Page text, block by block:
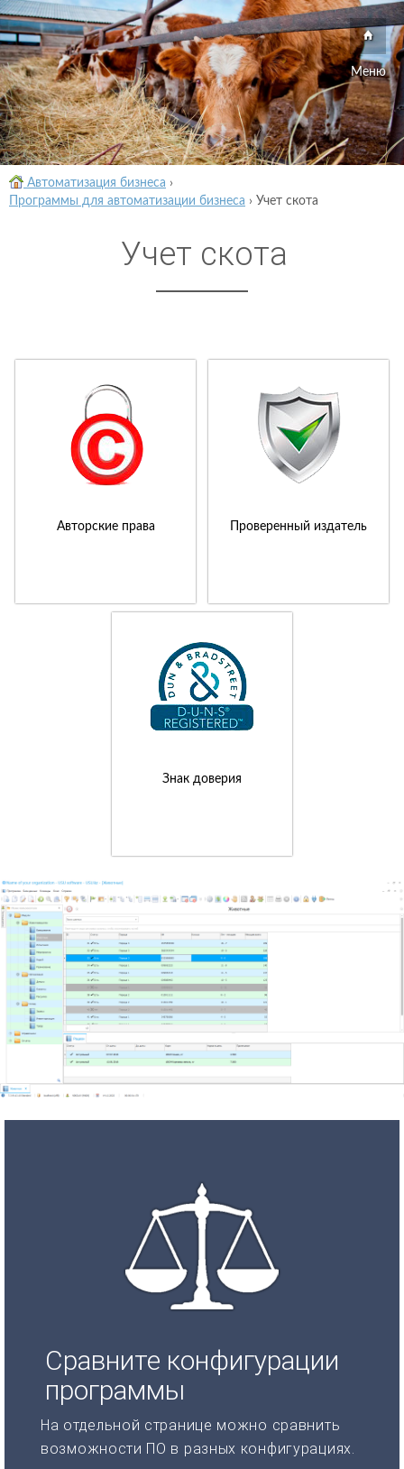
Меню
Автоматизация бизнеса ›
Программы для автоматизации бизнеса › Учет скота
Учет скота
Авторские права Проверенный издатель
Знак доверия
Сравните конфигурации
программы
На отдельной странице можно сравнить
возможности ПО в разных конфигурациях.